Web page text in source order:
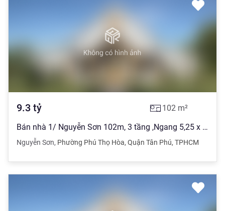
9.3 tỷ 102 m²
Bán nhà 1/ Nguyễn Sơn 102m, 3 tầng ,Ngang 5,25 x 20 ) Giá 9,3 Tỷ
Nguyễn Sơn, Phường Phú Thọ Hòa, Quận Tân Phú, TPHCM